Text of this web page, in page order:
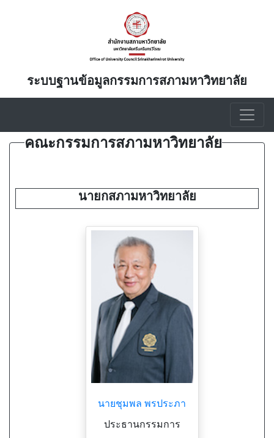
ระบบฐานข้อมูลกรรมการสภามหาวิทยาลัย
คณะกรรมการสภามหาวิทยาลัย
นายกสภามหาวิทยาลัย
นายชุมพล พรประภา
ประธานกรรมการ